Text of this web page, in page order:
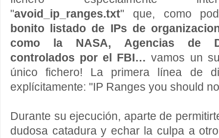
"avoid_ip_ranges.txt" que, como
bonito listado de IPs de
como la NASA, Agencias de
controlados por el FBI… vamos un
único fichero! La primera línea de
explícitamente: "IP Ranges you should
Durante su ejecución, aparte de
dudosa catadura y echar la culpa a